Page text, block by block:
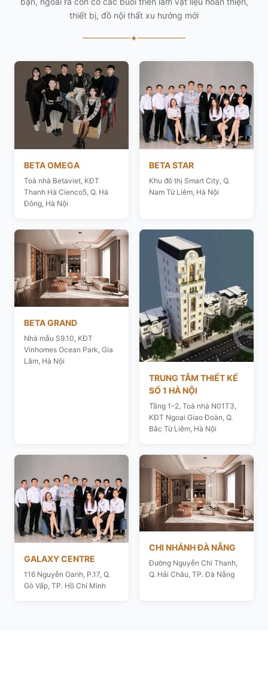
thiết bị, đồ nội thất xu hướng mới
✦
BETA OMEGA
Toà nhà Betaviet, KĐT
Thanh Hà Cienco5, Q. Hà
Đông, Hà Nội
BETA STAR
Khu đô thị Smart City, Q.
Nam Từ Liêm, Hà Nội
BETA GRAND
Nhà mẫu S9.10, KĐT
Vinhomes Ocean Park, Gia
Lâm, Hà Nội
TRUNG TÂM THIẾT KẾ
SỐ 1 HÀ NỘI
Tầng 1–2, Toà nhà N01T3,
KĐT Ngoại Giao Đoàn, Q.
Bắc Từ Liêm, Hà Nội
GALAXY CENTRE
116 Nguyễn Oanh, P.17, Q.
Gò Vấp, TP. Hồ Chí Minh
CHI NHÁNH ĐÀ NẴNG
Đường Nguyễn Chí Thanh,
Q. Hải Châu, TP. Đà Nẵng